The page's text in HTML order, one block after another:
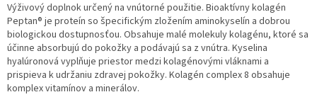
Výživový doplnok určený na vnútorné použitie. Bioaktívny kolagén
Peptan® je proteín so špecifickým zložením aminokyselín a dobrou
biologickou dostupnosťou. Obsahuje malé molekuly kolagénu, ktoré sa
účinne absorbujú do pokožky a podávajú sa z vnútra. Kyselina
hyalúronová vyplňuje priestor medzi kolagénovými vláknami a
prispieva k udržaniu zdravej pokožky. Kolagén complex 8 obsahuje
komplex vitamínov a minerálov.